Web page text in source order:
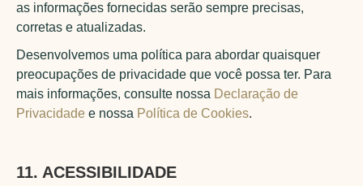
as informações fornecidas serão sempre precisas,
corretas e atualizadas.
Desenvolvemos uma política para abordar quaisquer
preocupações de privacidade que você possa ter. Para
mais informações, consulte nossa Declaração de
Privacidade e nossa Política de Cookies.
11. ACESSIBILIDADE